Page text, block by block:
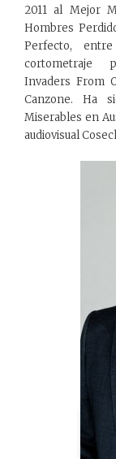
2011 al Mejor
Hombres
Perfecto,
cortometraje
Invaders From
Canzone. Ha
Miserables en
audiovisual